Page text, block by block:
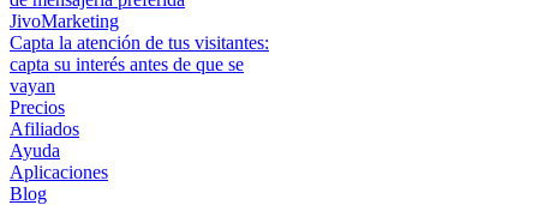
JivoMarketing
Capta la atención de tus visitantes:
capta su interés antes de que se
vayan
Precios
Afiliados
Ayuda
Aplicaciones
Blog